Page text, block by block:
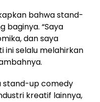
bahwa stand-
baginya. “Saya
dan saya
ini selalu melahirkan
stand-up comedy
kreatif lainnya,